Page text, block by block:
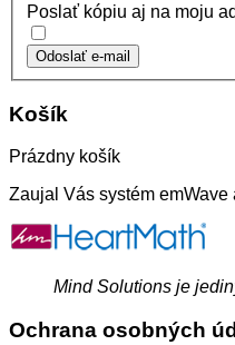
Poslať kópiu aj na moju
Odoslať e-mail
Košík
Prázdny košík
Zaujal Vás systém
Mind Solutions je
Ochrana osobných